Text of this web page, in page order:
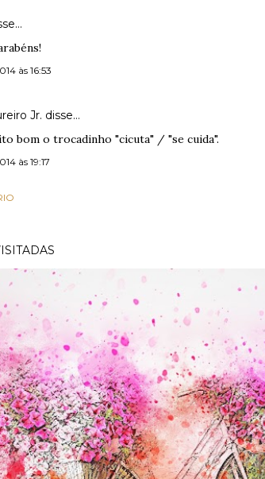
às 16:53
Jr. disse…
bom o trocadinho "cicuta" / "se cuida".
às 19:17